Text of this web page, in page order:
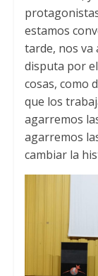
estamos
tarde, nos va
disputa por
cosas, como
que los
agarremos
agarremos
cambiar la